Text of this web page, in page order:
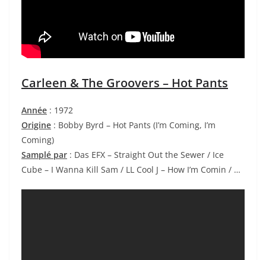
Carleen & The Groovers – Hot Pants
Année : 1972
Origine : Bobby Byrd – Hot Pants (I’m Coming, I’m
Coming)
Samplé par : Das EFX – Straight Out the Sewer / Ice
Cube – I Wanna Kill Sam / LL Cool J – How I’m Comin / …